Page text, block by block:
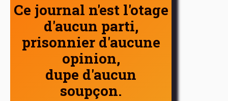
Ce journal n'est l'otage
d'aucun parti,
prisonnier d'aucune
opinion,
dupe d'aucun
soupçon.